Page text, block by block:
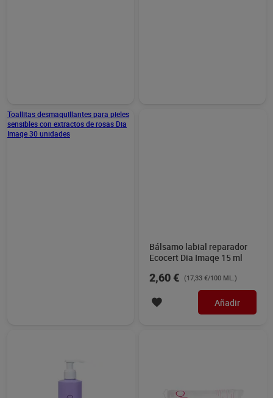
Bálsamo labial reparador
Ecocert Dia Imaqe 15 ml
2,60 € (17,33 €/100 ML.)
Añadir